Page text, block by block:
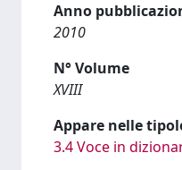
Anno
2010
N° Volume
XVIII
Appare nelle
3.4 Voce in